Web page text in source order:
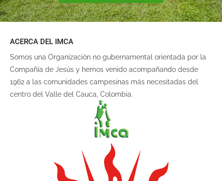
ACERCA DEL IMCA
Somos una Organización no gubernamental orientada por la
Compañía de Jesús y hemos venido acompañando desde
1962 a las comunidades campesinas más necesitadas del
centro del Valle del Cauca, Colombia.